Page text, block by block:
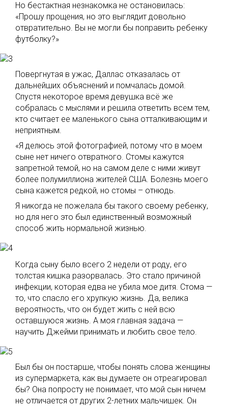
Но бестактная незнакомка не остановилась:
«Прошу прощения, но это выглядит довольно
отвратительно. Вы не могли бы поправить ребенку
футболку?»
Повергнутая в ужас, Даллас отказалась от
дальнейших объяснений и помчалась домой.
Спустя некоторое время девушка всё же
собралась с мыслями и решила ответить всем тем,
кто считает ее маленького сына отталкивающим и
неприятным.
«Я делюсь этой фотографией, потому что в моем
сыне нет ничего отвратного. Стомы кажутся
запретной темой, но на самом деле с ними живут
более полумиллиона жителей США. Болезнь моего
сына кажется редкой, но стомы – отнюдь.
Я никогда не пожелала бы такого своему ребенку,
но для него это был единственный возможный
способ жить нормальной жизнью.
Когда сыну было всего 2 недели от роду, его
толстая кишка разорвалась. Это стало причиной
инфекции, которая едва не убила мое дитя. Стома —
то, что спасло его хрупкую жизнь. Да, велика
вероятность, что он будет жить с ней всю
оставшуюся жизнь. А моя главная задача —
научить Джейми принимать и любить свое тело.
Был бы он постарше, чтобы понять слова женщины
из супермаркета, как вы думаете он отреагировал
бы? Она попросту не понимает, что мой сын ничем
не отличается от других 2-летних мальчишек. Он